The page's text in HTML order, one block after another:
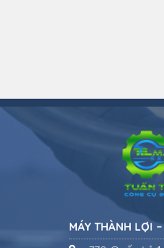
MÁY THÀNH LỢI